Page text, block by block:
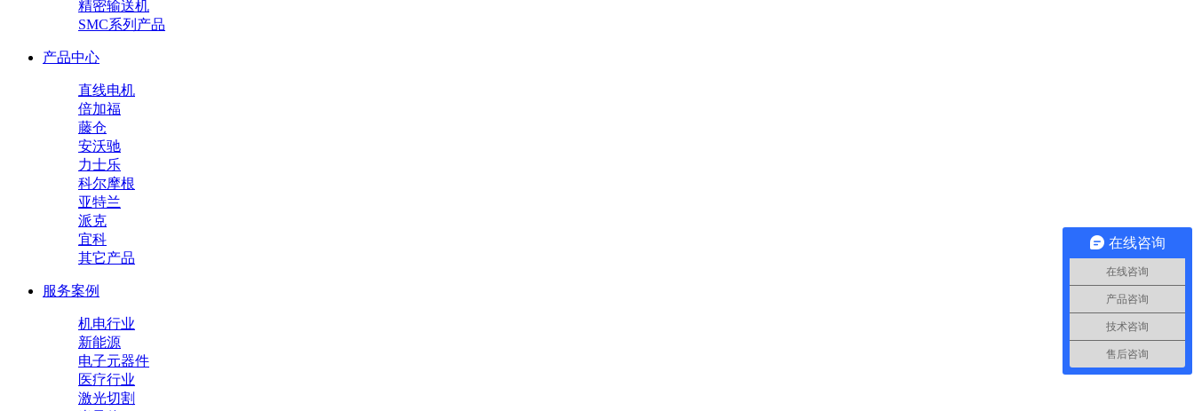
精密输送机
SMC系列产品
产品中心
直线电机
倍加福
藤仓
安沃驰
力士乐
科尔摩根
亚特兰
派克
宜科
其它产品
服务案例
机电行业
新能源
电子元器件
医疗行业
激光切割
在线咨询
在线咨询
产品咨询
技术咨询
售后咨询